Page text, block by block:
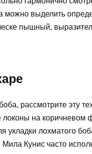
можно выделить
пышный,
рассмотрите эту
на коричневом
укладки лохматого
Кунис часто